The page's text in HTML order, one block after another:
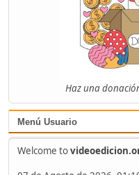
Haz una
Menú Usuario
Welcome to